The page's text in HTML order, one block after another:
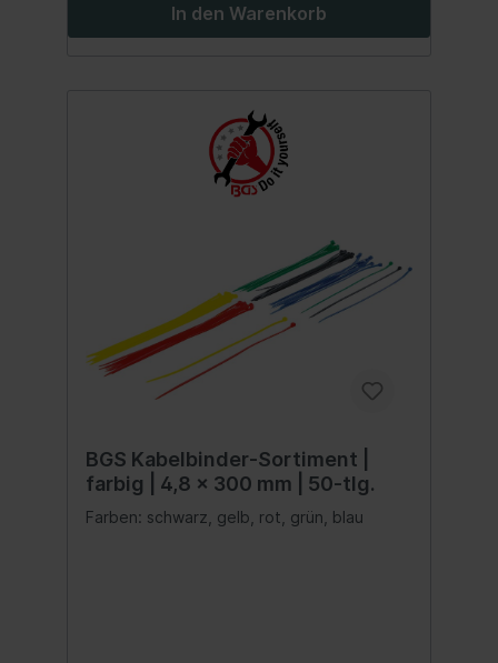
In den Warenkorb
BGS Kabelbinder-Sortiment |
farbig | 4,8 x 300 mm | 50-tlg.
Farben: schwarz, gelb, rot, grün, blau